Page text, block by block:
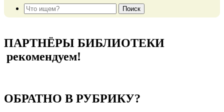
ПАРТНЁРЫ БИБЛИОТЕКИ
рекомендуем!
ОБРАТНО В РУБРИКУ?